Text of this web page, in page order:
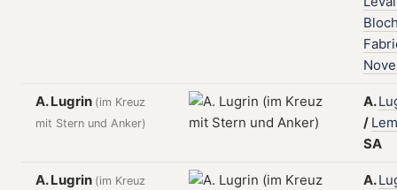
A. Lugrin (im Kreuz
mit Stern und Anker)
A.
/
SA
A. Lugrin (im Kreuz
A.